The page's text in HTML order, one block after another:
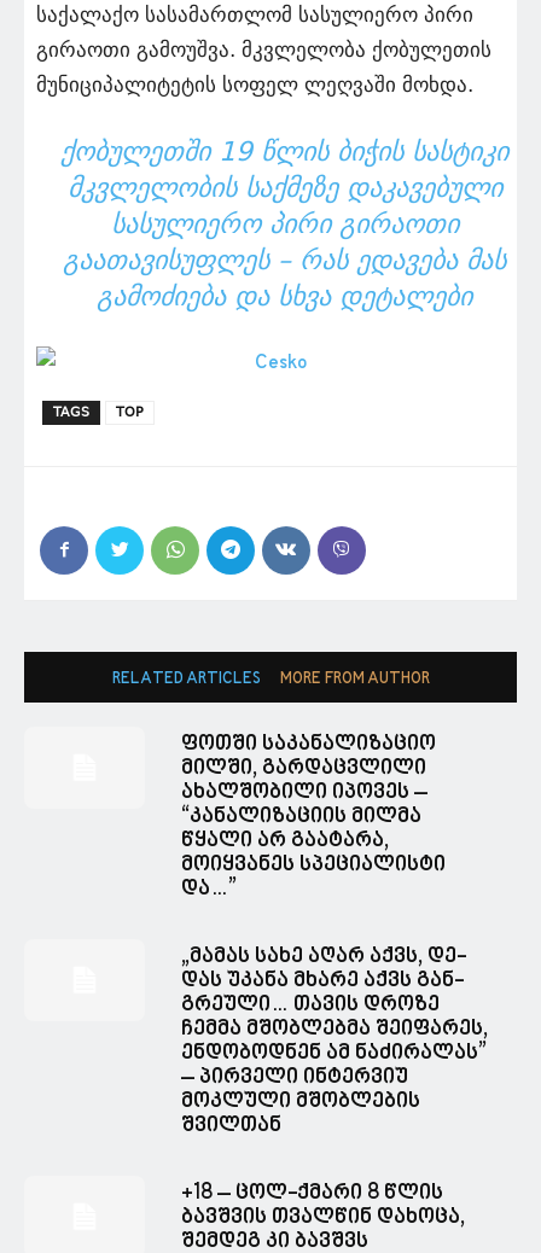
საქალაქო სასამართლომ სასულიერო პირი
გირაოთი გამოუშვა. მკვლელობა ქობულეთის
მუნიციპალიტეტის სოფელ ლეღვაში მოხდა.
ᲥᲝᲑᲣᲚᲔᲗᲨᲘ 19 ᲬᲚᲘᲡ ᲑᲘᲭᲘᲡ ᲡᲐᲡᲢᲘᲙᲘ
ᲛᲙᲕᲚᲔᲚᲝᲑᲘᲡ ᲡᲐᲥᲛᲔᲖᲔ ᲓᲐᲙᲐᲕᲔᲑᲣᲚᲘ
ᲡᲐᲡᲣᲚᲘᲔᲠᲝ ᲞᲘᲠᲘ ᲒᲘᲠᲐᲝᲗᲘ
ᲒᲐᲐᲗᲐᲕᲘᲡᲣᲤᲚᲔᲡ – ᲠᲐᲡ ᲔᲓᲐᲕᲔᲑᲐ ᲛᲐᲡ
ᲒᲐᲛᲝᲫᲘᲔᲑᲐ ᲓᲐ ᲡᲮᲕᲐ ᲓᲔᲢᲐᲚᲔᲑᲘ
TAGS TOP
RELATED ARTICLES MORE FROM AUTHOR
ფოთში საკანალიზაციო
მილში, გარდაცვლილი
ახალშობილი იპოვეს –
“კანალიზაციის მილმა
წყალი არ გაატარა,
მოიყვანეს სპეციალისტი
და…”
„მა­მას სახე აღარ აქვს, დე­
დას უკა­ნა მხა­რე აქვს გან­
გრე­უ­ლი… თავის დროზე
ჩემმა მშობლებმა შეიფარეს,
ენდობოდნენ ამ ნაძირალას”
– პირველი ინტერვიუ
მოკლული მშობლების
შვილთან
+18 – ცოლ-ქმარი 8 წლის
ბავშვის თვალწინ დახოცა,
შემდეგ კი ბავშვს